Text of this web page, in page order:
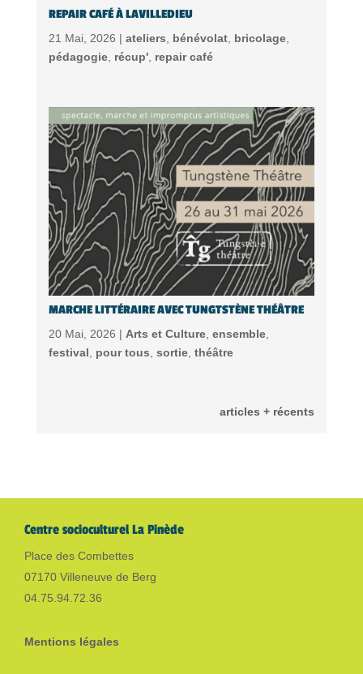
REPAIR CAFÉ À LAVILLEDIEU
21 Mai, 2026 | ateliers bénévolat, bricolage,
pédagogie, récup', repair café
MARCHE LITTÉRAIRE AVEC TUNGTSTÈNE THÉÂTRE
20 Mai, 2026 | Arts et Culture, ensemble,
festival, pour tous, sortie, théâtre
articles + récents
Centre socioculturel La Pinède
Place des Combettes
07170 Villeneuve de Berg
04.75.94.72.36
Mentions légales